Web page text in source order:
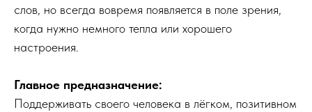
слов, но всегда вовремя появляется в поле зрения,
когда нужно немного тепла или хорошего
настроения.
Главное предназначение:
Поддерживать своего человека в лёгком, позитивном